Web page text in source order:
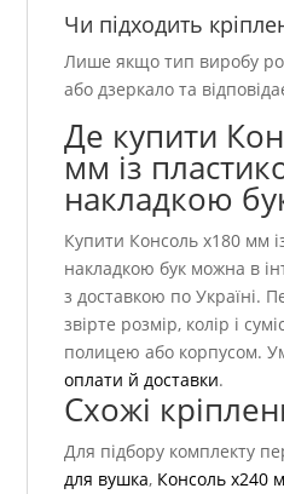
Чи підходить
Лише якщо тип виробу
або дзеркало та
Де купити
мм із
накладкою
Купити Консоль х180 мм
накладкою бук можна в
з доставкою по Україні.
звірте розмір, колір і
полицею або корпусом.
оплати й доставки.
Схожі
Для підбору комплекту
для вушка, Консоль х240